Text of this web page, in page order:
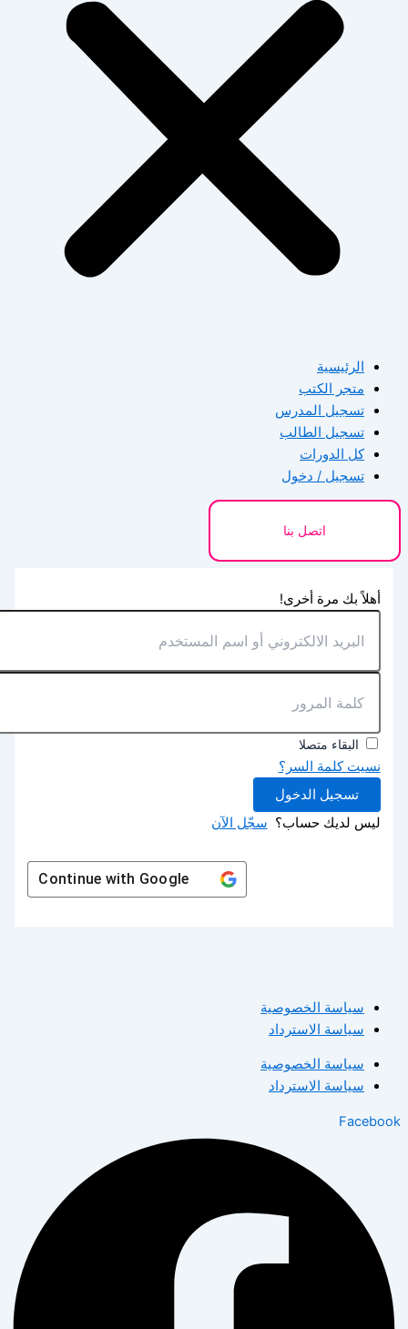
الرئيسية
متجر الكتب
تسجيل المدرس
تسجيل الطالب
كل الدورات
تسجيل / دخول
اتصل بنا
أهلاً بك مرة أخرى!
البقاء متصلا
نسيت كلمة السر؟
تسجيل الدخول
ليس لديك حساب؟ سجّل الآن
Continue withGoogle
سياسة الخصوصية
سياسة الاسترداد
سياسة الخصوصية
سياسة الاسترداد
Facebook